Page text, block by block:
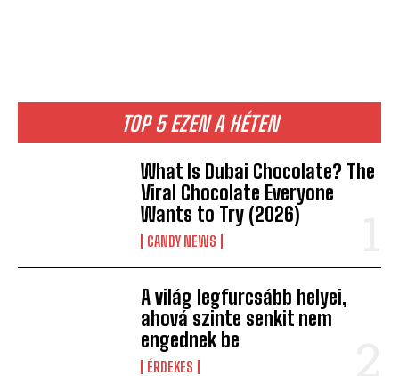
TOP 5 EZEN A HÉTEN
What Is Dubai Chocolate? The
Viral Chocolate Everyone
Wants to Try (2026)
CANDY NEWS
A világ legfurcsább helyei,
ahová szinte senkit nem
engednek be
ÉRDEKES